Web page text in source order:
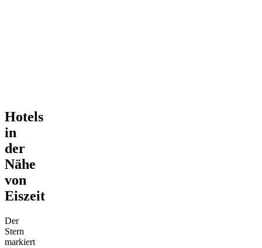
Hotels
in
der
Nähe
von
Eiszeit
Der
Stern
markiert